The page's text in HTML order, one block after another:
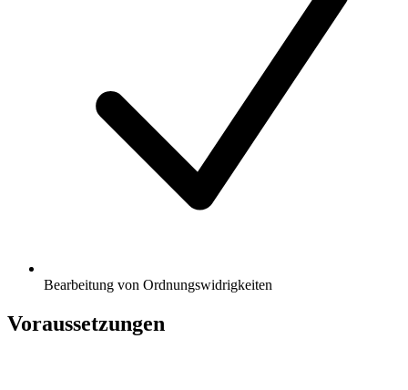
Bearbeitung von Ordnungswidrigkeiten
Voraussetzungen